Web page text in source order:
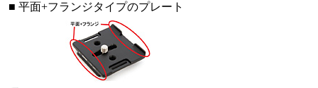
■ 平面+フランジタイプのプレート